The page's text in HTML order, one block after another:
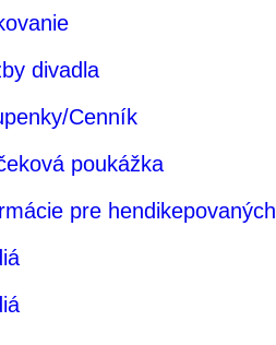
divadla
Cenník
poukážka
pre hendikepovaných